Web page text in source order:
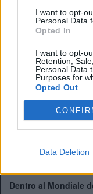
I want to opt-
Personal Data
Opted In
I want to opt-
Retention,
Personal Data
Purposes for
Opted Out
Data Deletion
una rosa di
Pep Guardiola di
Nazionale fa
Tuchel: "I cambi?
Perchè l'Inghilterra
Dentro al Mondiale